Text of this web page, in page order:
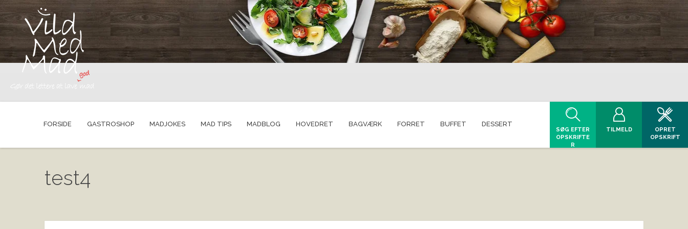
FORSIDE GASTROSHOP MADJOKES MAD TIPS MADBLOG HOVEDRET BAGVÆRK FORRET BUFFET DESSERT
SØG EFTER
OPSKRIFTE
R
TILMELD
OPRET
OPSKRIFT
test4